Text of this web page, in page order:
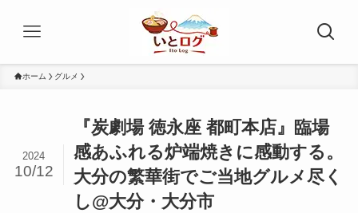
ホーム グルメ
『炭劇場 徳永座 都町本店』臨場
感あふれる炉端焼きに感動する。
大分の繁華街でご当地グルメ尽く
し@大分・大分市
2024
10/12